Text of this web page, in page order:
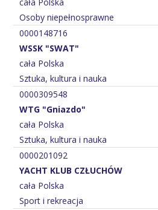
Osoby niepełnosprawne
0000148716
WSSK "SWAT"
cała Polska
Sztuka, kultura i nauka
0000309548
WTG "Gniazdo"
cała Polska
Sztuka, kultura i nauka
0000201092
YACHT KLUB CZŁUCHÓW
cała Polska
Sport i rekreacja